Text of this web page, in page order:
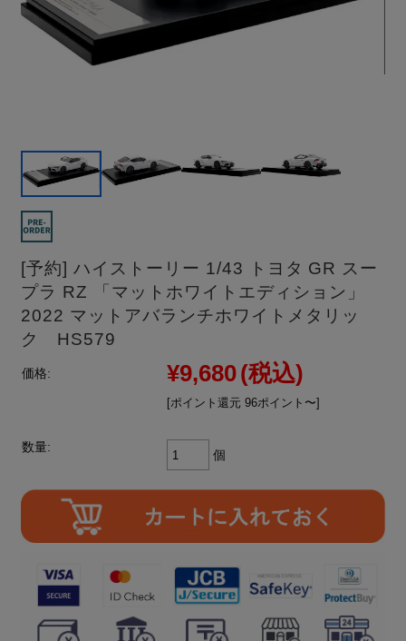
[予約] ハイストーリー 1/43 トヨタ GR スー
プラ RZ 「マットホワイトエディション」
2022 マットアバランチホワイトメタリッ
ク HS579
価格: ¥9,680(税込)
[ポイント還元 96ポイント〜]
数量:
個